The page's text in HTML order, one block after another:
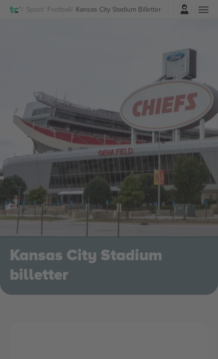
Sport Football Kansas City Stadium Billetter
Logg Inn
Kansas City Stadium
billetter